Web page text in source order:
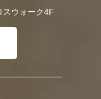
スウォーク4F